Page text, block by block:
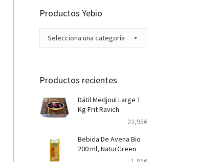
Productos Yebio
Selecciona una categoría
Productos recientes
Dátil Medjoul Large 1
Kg Frit Ravich
22,95€
Bebida De Avena Bio
200 ml, NaturGreen